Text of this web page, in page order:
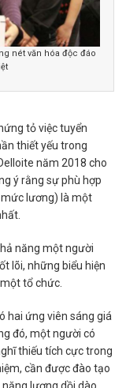
nét văn hóa độc đáo
tỏ việc tuyển
thiết yếu trong
năm 2018 cho
ý rằng sự phù hợp
mức lương) là một
năng một người
lõi, những biểu hiện
tổ chức.
hai ứng viên sáng giá
đó, một người có
thiếu tích cực trong
cần được đào tạo